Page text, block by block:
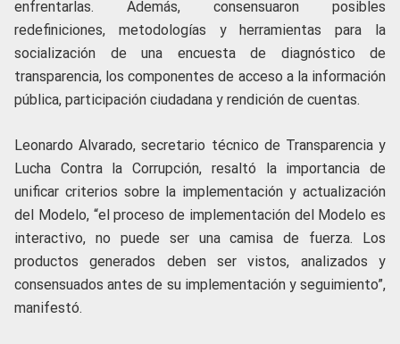
enfrentarlas. Además, consensuaron posibles
redefiniciones, metodologías y herramientas para la
socialización de una encuesta de diagnóstico de
transparencia, los componentes de acceso a la información
pública, participación ciudadana y rendición de cuentas.
Leonardo Alvarado, secretario técnico de Transparencia y
Lucha Contra la Corrupción, resaltó la importancia de
unificar criterios sobre la implementación y actualización
del Modelo, “el proceso de implementación del Modelo es
interactivo, no puede ser una camisa de fuerza. Los
productos generados deben ser vistos, analizados y
consensuados antes de su implementación y seguimiento”,
manifestó.